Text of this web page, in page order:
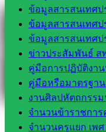
ข้อมูลสารสนเทศป
ข้อมูลสารสนเทศป
ข้อมูลสารสนเทศป
ข่าวประสัมพันธ์ ส
คู่มือการปฏิบัติงาน
คู่มือหรือมาตรฐา
งานศิลปหัตถกรรม
จำนวนข้าราชกา
จำนวนครูแยก เพ